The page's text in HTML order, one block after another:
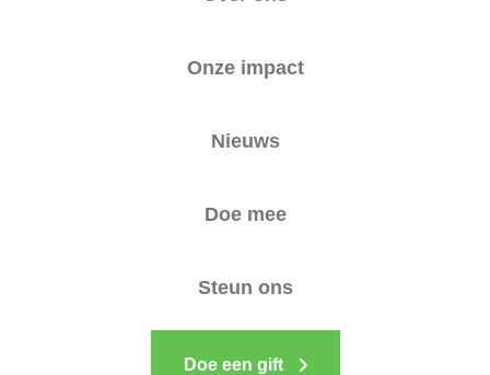
Onze impact
Nieuws
Doe mee
Steun ons
Doe een gift